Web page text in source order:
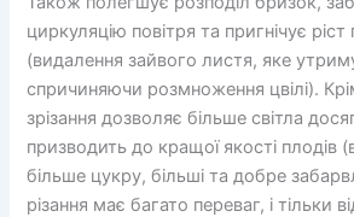
циркуляцію повітря та пригнічує ріст
(видалення зайвого листя, яке
спричиняючи розмноження цвілі).
зрізання дозволяє більше світла
призводить до кращої якості плодів
більше цукру, більші та добре
різання має багато переваг, і тільки